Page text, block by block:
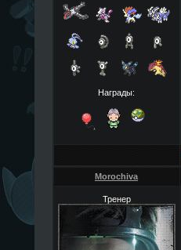
Награды:
Morochiva
Тренер